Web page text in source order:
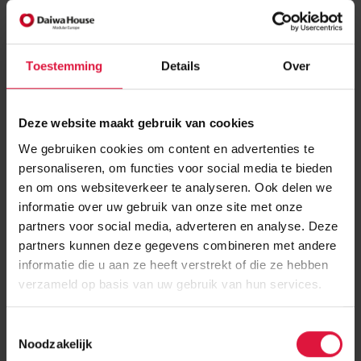
Toestemming Details Over
Deze website maakt gebruik van cookies
We gebruiken cookies om content en advertenties te
personaliseren, om functies voor social media te bieden
en om ons websiteverkeer te analyseren. Ook delen we
informatie over uw gebruik van onze site met onze
partners voor social media, adverteren en analyse. Deze
partners kunnen deze gegevens combineren met andere
informatie die u aan ze heeft verstrekt of die ze hebben
verzameld op basis van uw gebruik van hun services.
Noodzakelijk
Zentrale Themen der Real Estate Arena
2026
Das vielfältige Bühnenprogramm der Real Estate Arena setzte klare
Schwerpunkte auf die aktuellen Herausforderungen und Chancen der
Bezahlbarer Wohnraum und Wohnungsbau